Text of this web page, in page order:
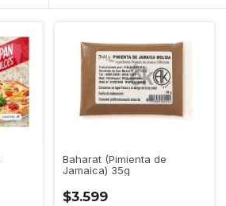
Baharat (Pimienta de
Jamaica) 35g
$3.599